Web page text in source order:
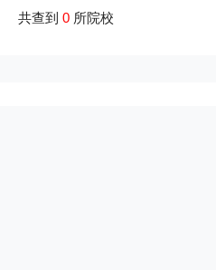
共查到 0 所院校